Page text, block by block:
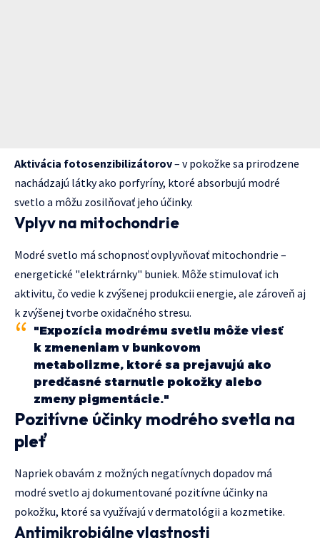
Aktivácia fotosenzibilizátorov– v pokožke sa prirodzene
nachádzajú látky ako porfyríny, ktoré absorbujú modré
svetlo a môžu zosilňovať jeho účinky.
Vplyv na mitochondrie
Modré svetlo má schopnosť ovplyvňovať mitochondrie –
energetické "elektrárnky" buniek. Môže stimulovať ich
aktivitu, čo vedie k zvýšenej produkcii energie, ale zároveň aj
k zvýšenej tvorbe oxidačného stresu.
"Expozícia modrému svetlu môže viesť
k zmeneniam v bunkovom
metabolizme, ktoré sa prejavujú ako
predčasné starnutie pokožky alebo
zmeny pigmentácie."
Pozitívne účinky modrého svetla na
pleť
Napriek obavám z možných negatívnych dopadov má
modré svetlo aj dokumentované pozitívne účinky na
pokožku, ktoré sa využívajú v dermatológii a kozmetike.
Antimikrobiálne vlastnosti